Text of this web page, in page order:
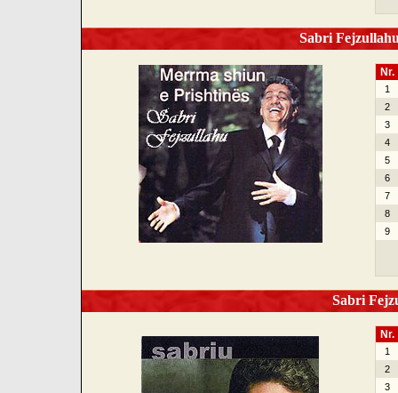
Sabri
Nr.
1
2
3
4
5
6
7
8
9
Sabri
Nr.
1
2
3